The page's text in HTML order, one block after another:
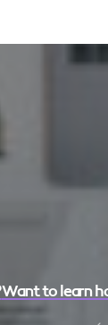
Want to learn